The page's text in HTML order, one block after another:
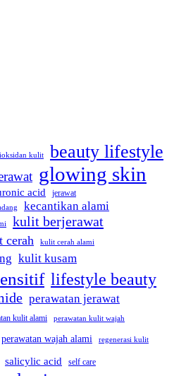
kulit beauty lifestyle
glowing skin
acid jerawat
kecantikan alami
kulit berjerawat
cerah kulit cerah alami
kulit kusam
lifestyle beauty
perawatan jerawat
kulit alami perawatan kulit wajah
perawatan wajah alami regenerasi kulit
salicylic acid self care